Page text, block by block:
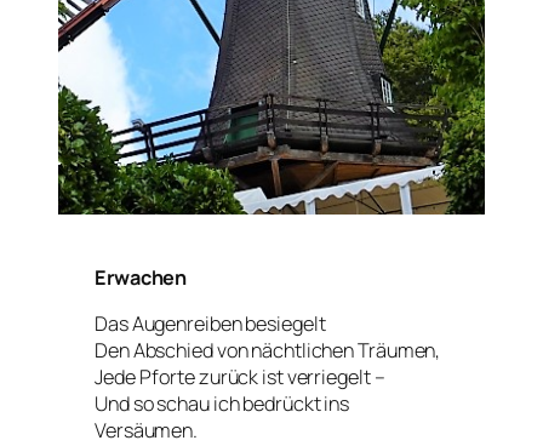
Erwachen
Das Augenreiben besiegelt
Den Abschied von nächtlichen Träumen,
Jede Pforte zurück ist verriegelt –
Und so schau ich bedrückt ins
Versäumen.